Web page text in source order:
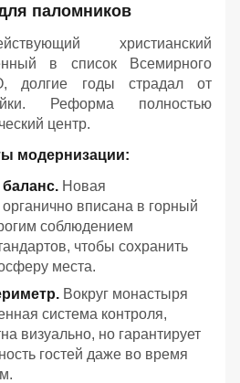
паломников
христианский
в список Всемирного
долгие годы страдал от
Реформа полностью
центр.
модернизации:
Новая
вписана в горный
соблюдением
чтобы сохранить
места.
Вокруг монастыря
система контроля,
визуально, но гарантирует
гостей даже во время